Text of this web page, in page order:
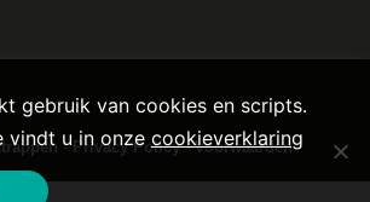
- Privacy Policy-Voorwaarden
gebruik van cookies en scripts.
vindt u in onzecookieverklaring